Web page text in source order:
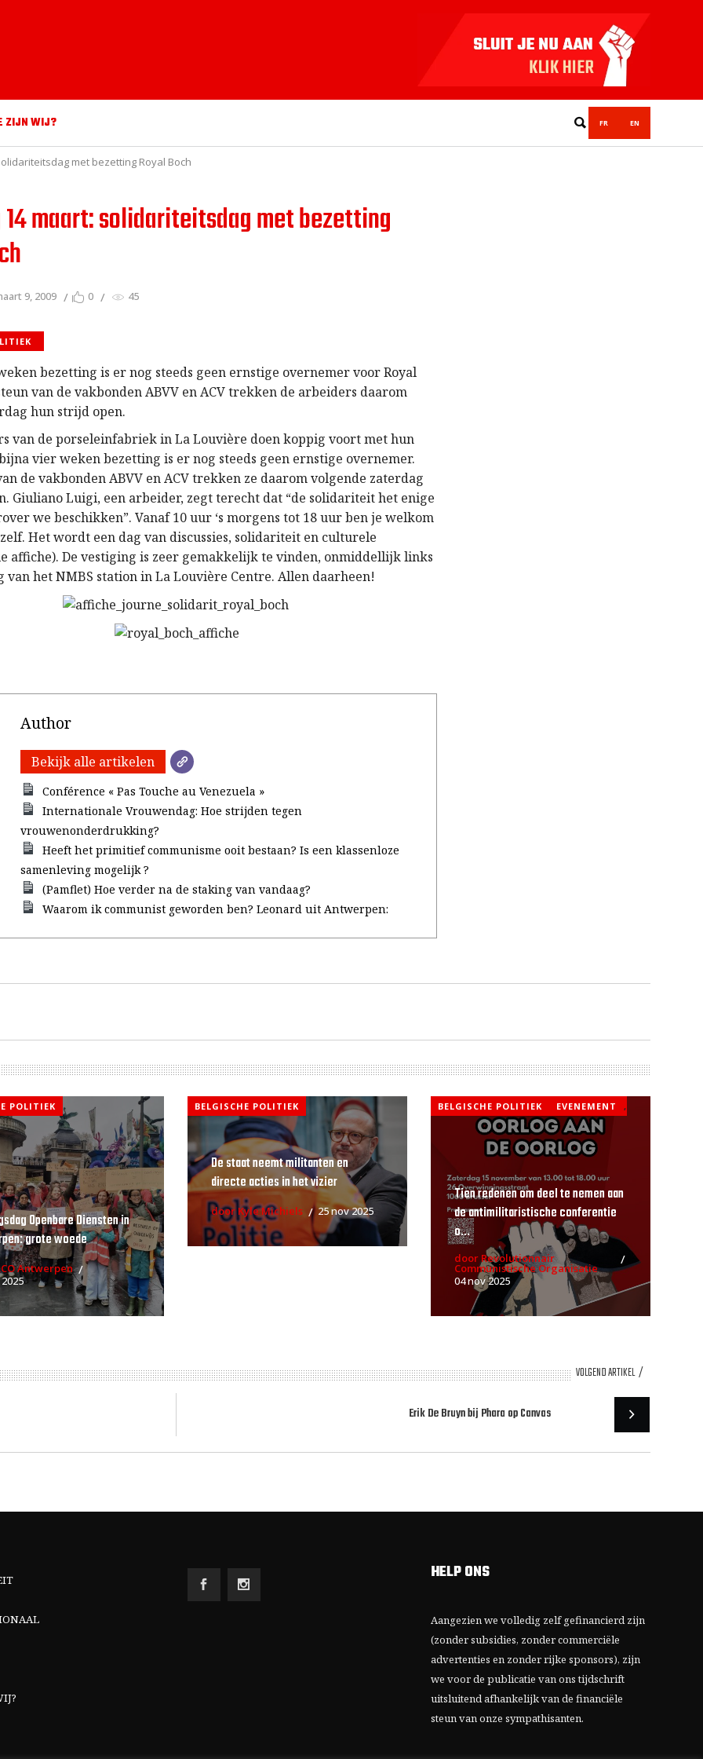
ZIJN WIJ? FR EN
met bezetting Royal Boch
maart: solidariteitsdag met bezetting
9, 2009 0 45
bezetting is er nog steeds geen ernstige overnemer voor Royal
van de vakbonden ABVV en ACV trekken de arbeiders daarom
hun strijd open.
van de porseleinfabriek in La Louvière doen koppig voort met hun
vier weken bezetting is er nog steeds geen ernstige overnemer.
de vakbonden ABVV en ACV trekken ze daarom volgende zaterdag
Giuliano Luigi, een arbeider, zegt terecht dat “de solidariteit het enige
we beschikken”. Vanaf 10 uur ‘s morgens tot 18 uur ben je welkom
Het wordt een dag van discussies, solidariteit en culturele
affiche). De vestiging is zeer gemakkelijk te vinden, onmiddellijk links
van het NMBS station in La Louvière Centre. Allen daarheen!
Author
Bekijk alle artikelen
Conférence « Pas Touche au Venezuela »
Internationale Vrouwendag: Hoe strijden tegen
vrouwenonderdrukking?
Heeft het primitief communisme ooit bestaan? Is een klassenloze
samenleving mogelijk ?
(Pamflet) Hoe verder na de staking van vandaag?
Waarom ik communist geworden ben? Leonard uit Antwerpen:
POLITIEK
Openbare Diensten in
grote woede
Antwerpen
BELGISCHE POLITIEK
De staat neemt militanten en
directe acties in het vizier
door Kyle Michiels 25 nov 2025
BELGISCHE POLITIEK ,
EVENEMENT
Tien redenen om deel te nemen aan
de antimilitaristische conferentie
o...
door Revolutionnair
Communistische Organisatie
04 nov 2025
VOLGEND ARTIKEL
Erik De Bruyn bij Phara op Canvas
HELP ONS
Aangezien we volledig zelf gefinancierd zijn
(zonder subsidies, zonder commerciële
advertenties en zonder rijke sponsors), zijn
we voor de publicatie van ons tijdschrift
uitsluitend afhankelijk van de financiële
steun van onze sympathisanten.